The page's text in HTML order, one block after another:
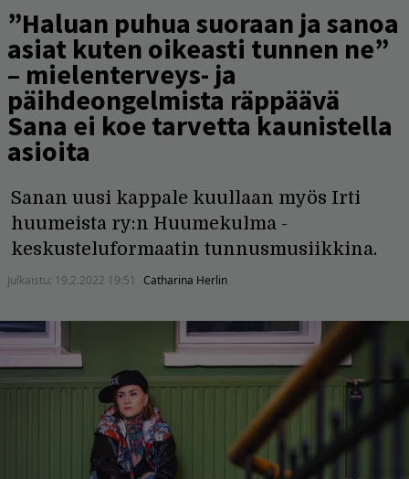
”Haluan puhua suoraan ja sanoa
asiat kuten oikeasti tunnen ne”
– mielenterveys- ja
päihdeongelmista räppäävä
Sana ei koe tarvetta kaunistella
asioita
Sanan uusi kappale kuullaan myös Irti
huumeista ry:n Huumekulma -
keskusteluformaatin tunnusmusiikkina.
Julkaistu: 19.2.2022 19:51 Catharina Herlin